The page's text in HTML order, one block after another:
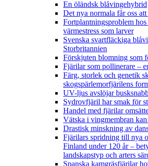
En öländsk blåvingehybrid
Det nya normala får oss
Fortplantningsproblem
värmestress som larver
Svenska svartfläckiga
Storbritannien
Förskjuten blomning som
Fjärilar som pollinerare –
Färg, storlek och genetik
skogspärlemorfjärilens
UV-ljus avslöjar
Sydrovfjäril har smak för
Handel med fjärilar
Vätska i vingmembran
Drastisk minskning av
Fjärilars spridning till nya
Finland under 120 år–
landskapstyp och arters
Spanska kamgräsfjärilar